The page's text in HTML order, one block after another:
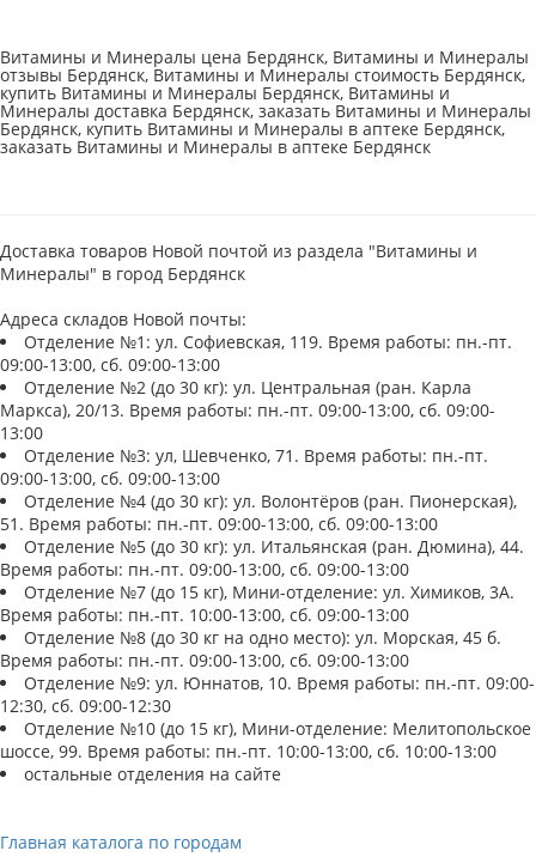
Витамины и Минералы цена Бердянск, Витамины и Минералы
отзывы Бердянск, Витамины и Минералы стоимость Бердянск,
купить Витамины и Минералы Бердянск, Витамины и
Минералы доставка Бердянск, заказать Витамины и Минералы
Бердянск, купить Витамины и Минералы в аптеке Бердянск,
заказать Витамины и Минералы в аптеке Бердянск
Доставка товаров Новой почтой из раздела "Витамины и
Минералы" в город Бердянск
Адреса складов Новой почты:
Отделение №1: ул. Софиевская, 119. Время работы: пн.-пт.
09:00-13:00, сб. 09:00-13:00
Отделение №2 (до 30 кг): ул. Центральная (ран. Карла
Маркса), 20/13. Время работы: пн.-пт. 09:00-13:00, сб. 09:00-
13:00
Отделение №3: ул, Шевченко, 71. Время работы: пн.-пт.
09:00-13:00, сб. 09:00-13:00
Отделение №4 (до 30 кг): ул. Волонтёров (ран. Пионерская),
51. Время работы: пн.-пт. 09:00-13:00, сб. 09:00-13:00
Отделение №5 (до 30 кг): ул. Итальянская (ран. Дюмина), 44.
Время работы: пн.-пт. 09:00-13:00, сб. 09:00-13:00
Отделение №7 (до 15 кг), Мини-отделение: ул. Химиков, 3А.
Время работы: пн.-пт. 10:00-13:00, сб. 09:00-13:00
Отделение №8 (до 30 кг на одно место): ул. Морская, 45 б.
Время работы: пн.-пт. 09:00-13:00, сб. 09:00-13:00
Отделение №9: ул. Юннатов, 10. Время работы: пн.-пт. 09:00-
12:30, сб. 09:00-12:30
Отделение №10 (до 15 кг), Мини-отделение: Мелитопольское
шоссе, 99. Время работы: пн.-пт. 10:00-13:00, сб. 10:00-13:00
остальные отделения на сайте
Главная каталога по городам